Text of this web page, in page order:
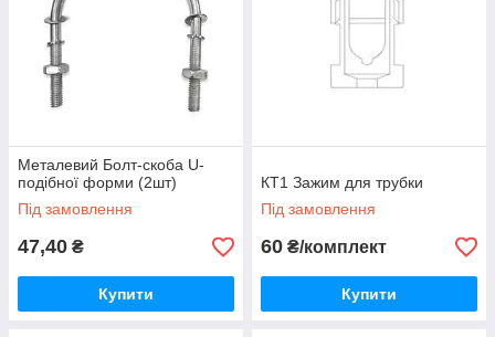
Металевий Болт-скоба U-
подібної форми (2шт)
Під замовлення
47,40 ₴
Купити
КТ1 Зажим для трубки
Під замовлення
60 ₴/комплект
Купити